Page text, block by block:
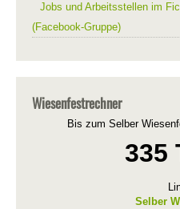
Jobs und Arbeitsstellen im
(Facebook-Gruppe)
Wiesenfestrechner
Bis zum Selber
335
Selber